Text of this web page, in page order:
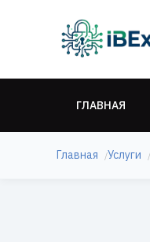
ГЛАВНАЯ
Главная Услуги